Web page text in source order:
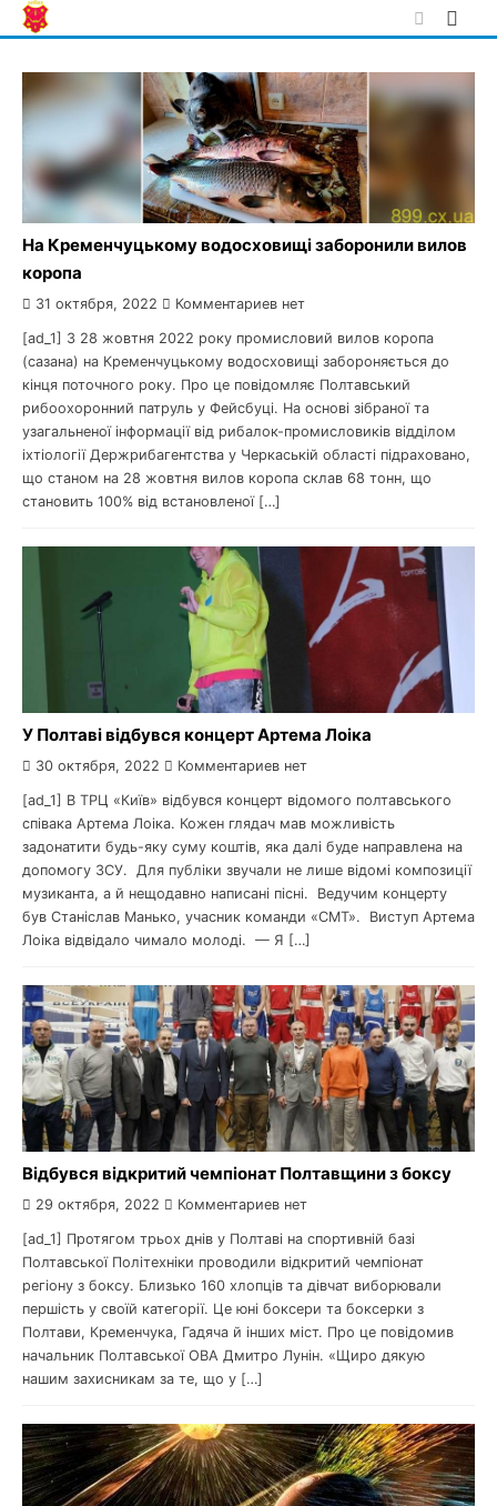
Skip
to
На Кременчуцькому водосховищі заборонили вилов
коропа
31 октября, 2022 Комментариев нет
[ad_1] З 28 жовтня 2022 року промисловий вилов коропа
(сазана) на Кременчуцькому водосховищі забороняється до
кінця поточного року. Про це повідомляє Полтавський
рибоохоронний патруль у Фейсбуці. На основі зібраної та
узагальненої інформації від рибалок-промисловиків відділом
іхтіології Держрибагентства у Черкаській області підраховано,
що станом на 28 жовтня вилов коропа склав 68 тонн, що
становить 100% від встановленої […]
У Полтаві відбувся концерт Артема Лоіка
30 октября, 2022 Комментариев нет
[ad_1] В ТРЦ «Київ» відбувся концерт відомого полтавського
співака Артема Лоіка. Кожен глядач мав можливість
задонатити будь-яку суму коштів, яка далі буде направлена на
допомогу ЗСУ. Для публіки звучали не лише відомі композиції
музиканта, а й нещодавно написані пісні. Ведучим концерту
був Станіслав Манько, учасник команди «СМТ». Виступ Артема
Лоіка відвідало чимало молоді. — Я […]
Відбувся відкритий чемпіонат Полтавщини з боксу
29 октября, 2022 Комментариев нет
[ad_1] Протягом трьох днів у Полтаві на спортивній базі
Полтавської Політехніки проводили відкритий чемпіонат
регіону з боксу. Близько 160 хлопців та дівчат виборювали
першість у своїй категорії. Це юні боксери та боксерки з
Полтави, Кременчука, Гадяча й інших міст. Про це повідомив
начальник Полтавської ОВА Дмитро Лунін. «Щиро дякую
нашим захисникам за те, що у […]